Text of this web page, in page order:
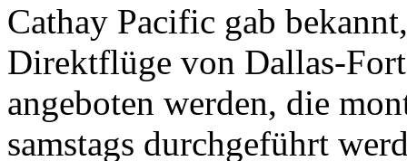
Cathay Pacific gab
Direktflüge von Dallas-
angeboten werden, die
samstags durchgeführt